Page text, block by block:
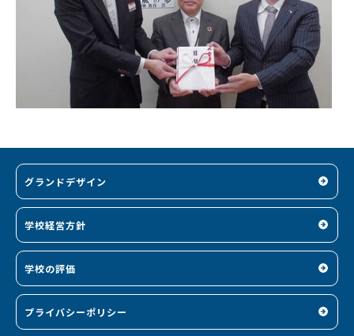
グランドデザイン
学校経営方針
学校の評価
プライバシーポリシー